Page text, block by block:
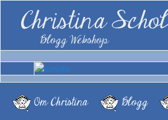
Christina
Blogg Webshop
Om Christina Blogg